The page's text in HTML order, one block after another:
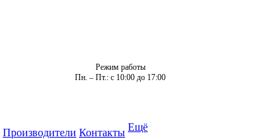
Режим работы
Пн. – Пт.: с 10:00 до 17:00
Производители Контакты Ещё